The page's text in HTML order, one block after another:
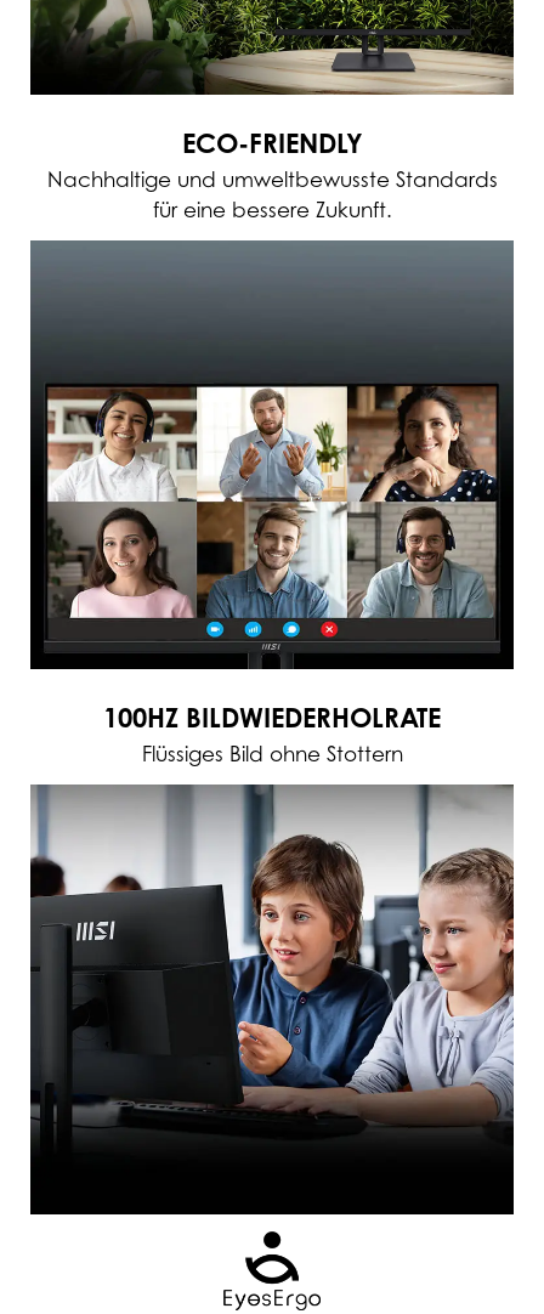
ECO-FRIENDLY
Nachhaltige und umweltbewusste Standards
für eine bessere Zukunft.
100HZ BILDWIEDERHOLRATE
Flüssiges Bild ohne Stottern